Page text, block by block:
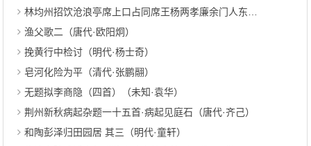
林均州招饮沧浪亭席上口占同席王杨两孝廉余门人东官黄于广（明代·叶春及）
渔父歌二（唐代·欧阳炯）
挽黄行中检讨（明代·杨士奇）
皂河化险为平（清代·张鹏翮）
无题拟李商隐（四首）（未知·袁华）
荆州新秋病起杂题一十五首·病起见庭石（唐代·齐己）
和陶彭泽归田园居 其三（明代·童轩）